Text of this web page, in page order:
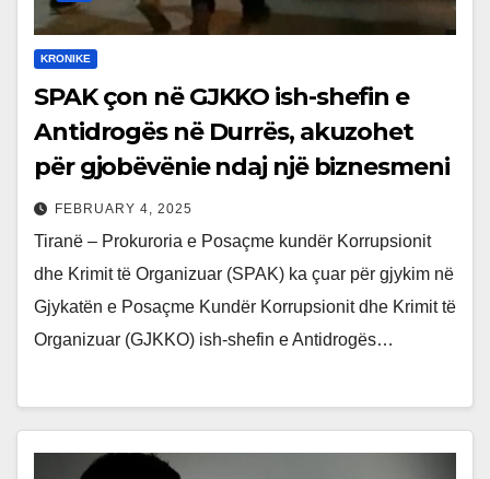
KRONIKE
SPAK çon në GJKKO ish-shefin e
Antidrogës në Durrës, akuzohet
për gjobëvënie ndaj një biznesmeni
FEBRUARY 4, 2025
Tiranë – Prokuroria e Posaçme kundër Korrupsionit
dhe Krimit të Organizuar (SPAK) ka çuar për gjykim në
Gjykatën e Posaçme Kundër Korrupsionit dhe Krimit të
Organizuar (GJKKO) ish-shefin e Antidrogës…